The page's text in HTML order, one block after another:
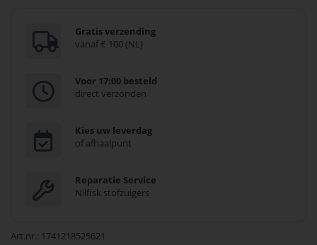
Gratis verzending
vanaf € 100 (NL)
Voor 17:00 besteld
direct verzonden
Kies uw leverdag
of afhaalpunt
Reparatie Service
Nilfisk stofzuigers
Art.nr. 1741218525621